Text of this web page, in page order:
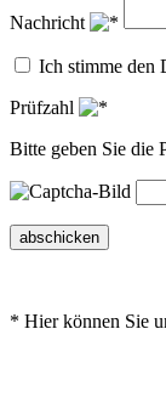
Nachricht
Ich stimme den
Prüfzahl
Bitte geben Sie die
abschicken
* Hier können Sie